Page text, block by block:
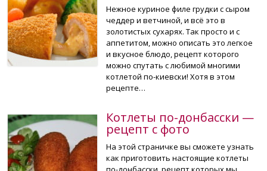
Нежное куриное филе грудки с сыром
чеддер и ветчиной, и всё это в
золотистых сухарях. Так просто и с
аппетитом, можно описать это легкое
и вкусное блюдо, рецепт которого
можно спутать с любимой многими
котлетой по-киевски! Хотя в этом
рецепте…
Котлеты по-донбасски —
рецепт с фото
На этой страничке вы сможете узнать
как приготовить настоящие котлеты